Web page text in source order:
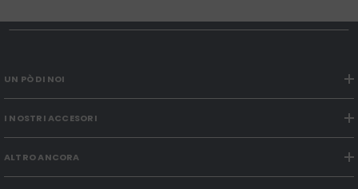
UN PÒ DI NOI
I NOSTRI ACCESORI
ALTRO ANCORA